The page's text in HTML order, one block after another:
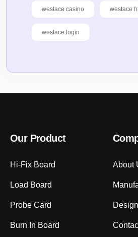
westace casino westace
westace login
Our Product
Hi-Fix Board
Load Board
Probe Card
Burn In Board
About
Design